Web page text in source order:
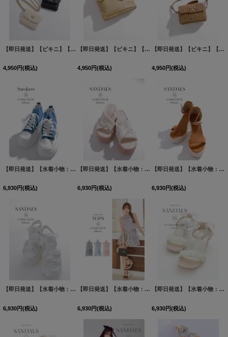
【即日発送】【ビキニ】【水着小物：ビーチバッグ】キルティングミニバッグ【2カラー】[FB01]
4,950円(税込)
【即日発送】【ビキニ】【水着小物：ビーチバッグ】ナチュラルリボンクラッチバッグ【1カラー】[FB01]
4,950円(税込)
【即日発送】【ビキニ】【水着小物：ビーチバッグ】ショルダーカゴバッグ【1カラー】[FB01]
4,950円(税込)
【即日発送】【水着小物：シューズ】厚底カジュアルスニーカー/ シューズ[FB01] [MG-
6,930円(税込)
【即日発送】【水着小物：ビーチサンダル】マクラメ編みウェッジソールサンダル/ サンダル/ サマーシューズ[FB01]
6,930円(税込)
【即日発送】【水着小物：ビーチサンダル】ウェッジソールサンダル/ サンダル/ サマーシューズ[FB01]
6,930円(税込)
【即日発送】【水着小物：ビーチサンダル】厚底メッシュサンダル/ サンダル/ サマーシューズ[FB01]
6,930円(税込)
【即日発送】【水着小物：トップス】ハイネック/ ホルターネックトップス[FB01]
6,930円(税込)
【即日発送】【水着小物：ビーチサンダル】リボン/ パール/ アンクルストラップ付き/ クリアヒール/ ビーチサンダル/ サマーシューズ[FB01]
6,930円(税込)